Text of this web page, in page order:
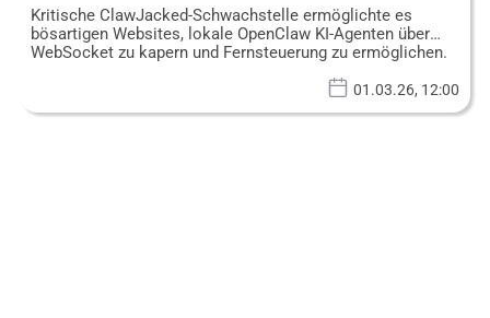
Kritische ClawJacked-Schwachstelle ermöglichte es
bösartigen Websites, lokale OpenClaw KI-Agenten über
WebSocket zu kapern und Fernsteuerung zu ermöglichen.
01.03.26, 12:00